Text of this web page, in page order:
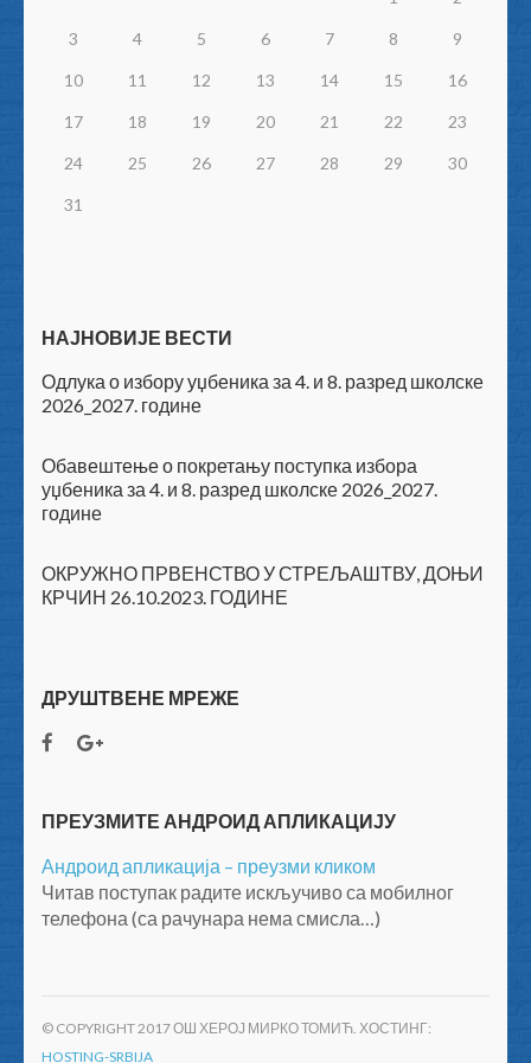
3 4 5 6 7 8 9
10 11 12 13 14 15 16
17 18 19 20 21 22 23
24 25 26 27 28 29 30
31
НАЈНОВИЈЕ ВЕСТИ
Одлука о избору уџбеника за 4. и 8. разред школске
2026_2027. године
Обавештење о покретању поступка избора
уџбеника за 4. и 8. разред школске 2026_2027.
године
ОКРУЖНО ПРВЕНСТВО У СТРЕЉАШТВУ, ДОЊИ
КРЧИН 26.10.2023. ГОДИНЕ
ДРУШТВЕНЕ МРЕЖЕ
ПРЕУЗМИТЕ АНДРОИД АПЛИКАЦИЈУ
Андроид апликација – преузми кликом
Читав поступак радите искључиво са мобилног
телефона (са рачунара нема смисла…)
© COPYRIGHT 2017 ОШ ХЕРОЈ МИРКО ТОМИЋ. ХОСТИНГ:
HOSTING-SRBIJA